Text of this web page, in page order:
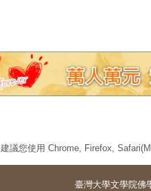
建議您使用 Chrome, Firefox,
臺灣大學文學院佛